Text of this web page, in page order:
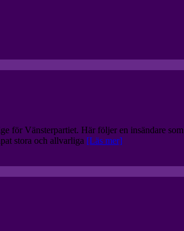
för Vänsterpartiet. Här följer en insändare
stora och allvarliga [Läs mer]